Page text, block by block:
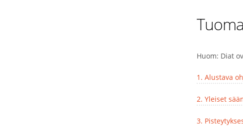
Huom: Diat
1. Alustava
2. Yleiset
3.